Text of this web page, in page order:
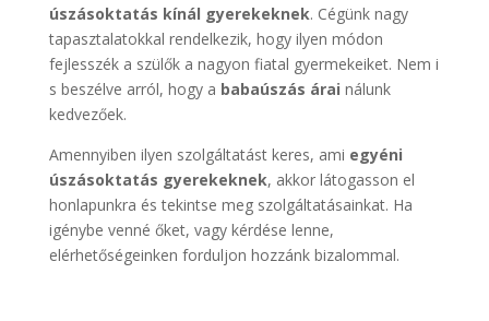
úszásoktatás kínál gyerekeknek. Cégünk nagy
tapasztalatokkal rendelkezik, hogy ilyen módon
fejlesszék a szülők a nagyon fiatal gyermekeiket. Nem i
s beszélve arról, hogy a babaúszás árai nálunk
kedvezőek.
Amennyiben ilyen szolgáltatást keres, ami egyéni
úszásoktatás gyerekeknek, akkor látogasson el
honlapunkra és tekintse meg szolgáltatásainkat. Ha
igénybe venné őket, vagy kérdése lenne,
elérhetőségeinken forduljon hozzánk bizalommal.